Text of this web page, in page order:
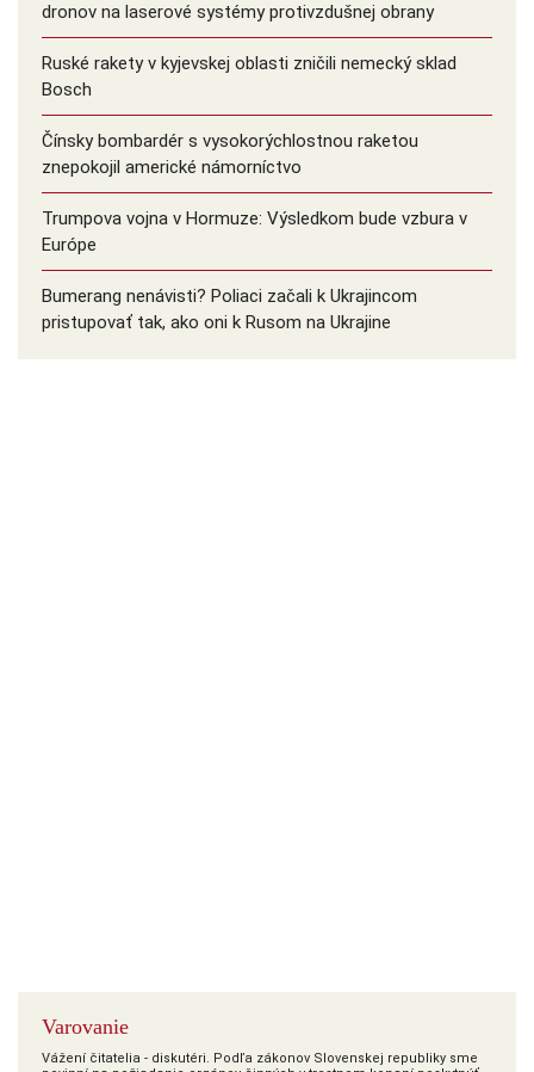
dronov na laserové systémy protivzdušnej obrany
Ruské rakety v kyjevskej oblasti zničili nemecký sklad
Bosch
Čínsky bombardér s vysokorýchlostnou raketou
znepokojil americké námorníctvo
Trumpova vojna v Hormuze: Výsledkom bude vzbura v
Európe
Bumerang nenávisti? Poliaci začali k Ukrajincom
pristupovať tak, ako oni k Rusom na Ukrajine
Varovanie
Vážení čitatelia - diskutéri. Podľa zákonov Slovenskej republiky sme